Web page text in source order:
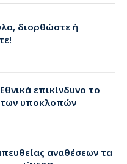
διορθώστε ή
επικίνδυνο το
υποκλοπών
αναθέσεων τα